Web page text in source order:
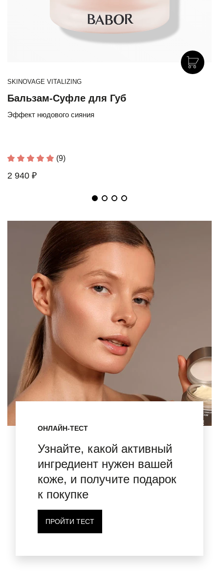
SKINOVAGE VITALIZING
Бальзам-Суфле для Губ
Эффект нюдового сияния
(9)
2 940 ₽
ОНЛАЙН-ТЕСТ
Узнайте, какой активный
ингредиент нужен вашей
коже, и получите подарок
к покупке
ПРОЙТИ ТЕСТ